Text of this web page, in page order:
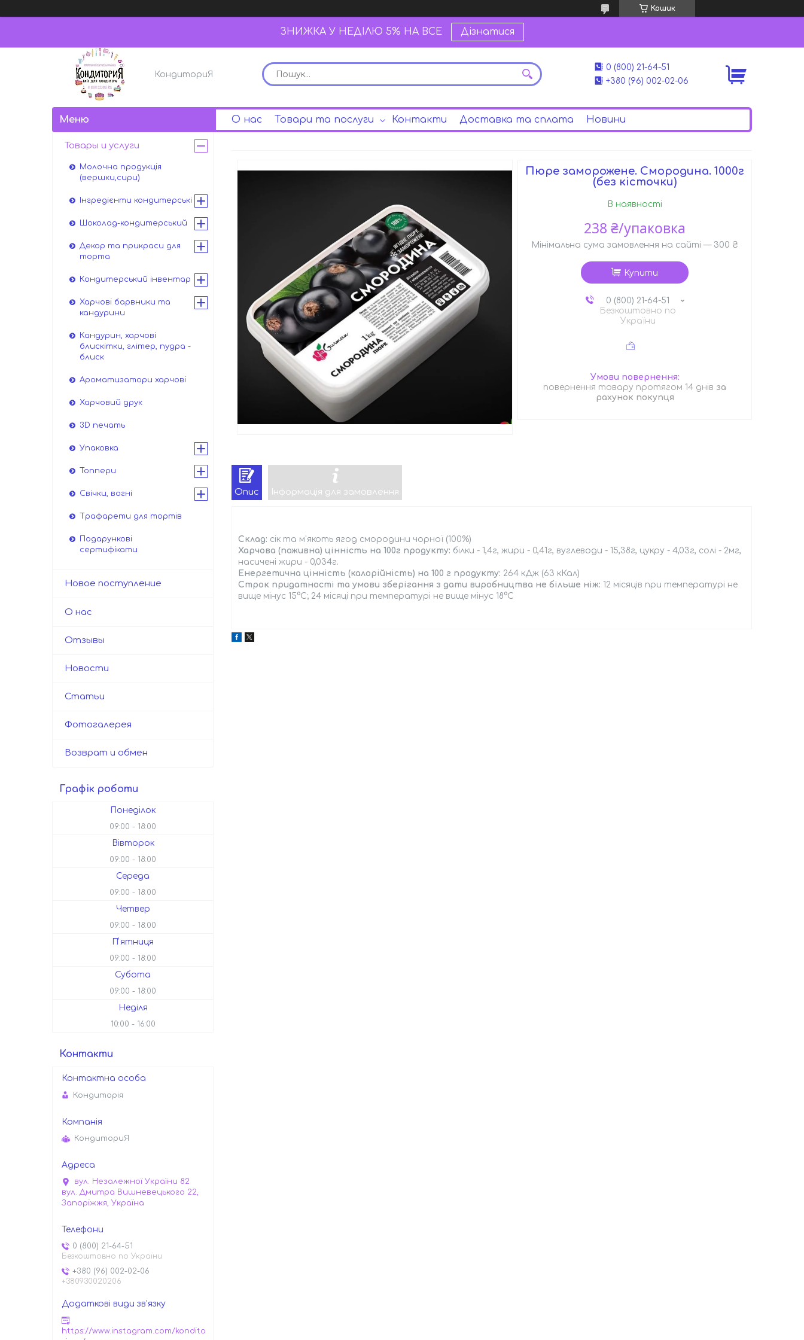
Кошик
ЗНИЖКА У НЕДІЛЮ 5% НА ВСЕ Дізнатися
КондиториЯ
0 (800) 21-64-51
+380 (96) 002-02-06
О нас Товари та послуги Контакти Доставка та сплата Новини
Пюре заморожене. Смородина. 1000г
(без кісточки)
В наявності
238 ₴/упаковка
Мінімальна сума замовлення на сайті — 300 ₴
Купити
0 (800) 21-64-51
Безкоштовно по
України
повернення товару протягом 14 днів за
рахунок покупця
Опис Інформація для замовлення
Склад: сік та м'якоть ягод смородини чорної (100%)
Харчова (поживна) цінність на 100г продукту: білки - 1,4г, жири - 0,41г, вуглеводи - 15,38г, цукру - 4,03г, солі - 2мг,
насичені жири - 0,034г.
Енергетична цінність (калорійність) на 100 г продукту: 264 кДж (63 кКал)
Строк придатності та умови зберігання з дати виробництва не більше ніж: 12 місяців при температурі не
вище мінус 15°С; 24 місяці при температурі не вище мінус 18°С
Товары и услуги
Молочна продукція
(вершки,сири)
Інгредієнти кондитерські
Шоколад-кондитерський
Декор та прикраси для
торта
Кондитерський інвентар
Харчові барвники та
кандурини
Кандурин, харчові
блискітки, глітер, пудра -
блиск
Ароматизатори харчові
Харчовий друк
3D печать
Упаковка
Топпери
Свічки, вогні
Трафарети для тортів
Подарункові
сертифікати
Новое поступление
О нас
Отзывы
Новости
Статьи
Фотогалерея
Возврат и обмен
Графік роботи
Понеділок
09:00 18:00
Вівторок
09:00 18:00
Середа
09:00 18:00
Четвер
09:00 18:00
Пʼятниця
09:00 18:00
Субота
09:00 18:00
Неділя
10:00 16:00
Контакти
Кондиторiя
КондиториЯ
вул. Незалежної України 82
вул. Дмитра Вишневецького 22,
Запоріжжя, Україна
0 (800) 21-64-51
Безкоштовно по України
+380 (96) 002-02-06
+380930020206
https://www.instagram.com/kondito